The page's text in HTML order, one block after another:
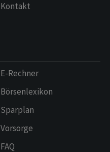
Kontakt
E-Rechner
Börsenlexikon
Sparplan
Vorsorge
FAQ